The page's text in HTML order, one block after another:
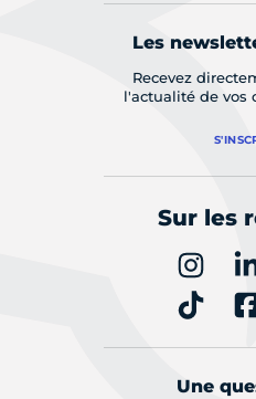
Les
Recevez
l'actualité de vos
Sur les
Une